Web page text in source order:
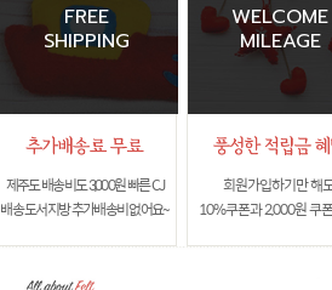
FREE
SHIPPING
제주도 배송비도 3,000원 빠른 CJ
배송 도서지방 추가배송비 없어요~
WELCOME
MILEAGE
회원가입하기만 해
10%쿠폰과 2,000원 쿠